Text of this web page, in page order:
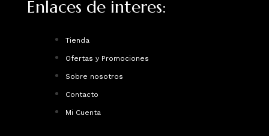
Enlaces de interes:
Tienda
Ofertas y Promociones
Sobre nosotros
Contacto
Mi Cuenta